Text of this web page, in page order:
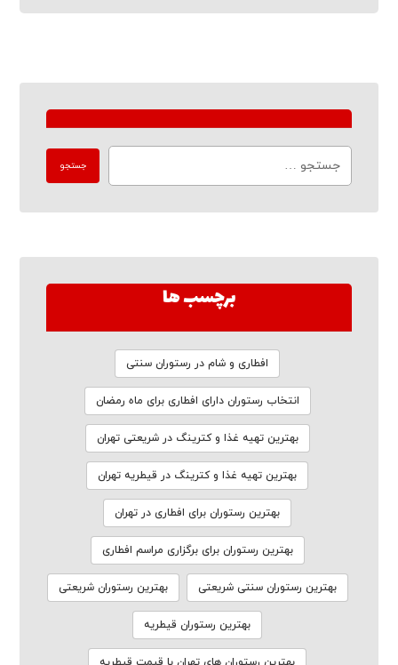
برچسب ها
افطاری و شام در رستوران سنتی
انتخاب رستوران دارای افطاری برای ماه رمضان
بهترین تهیه غذا و کترینگ در شریعتی تهران
بهترین تهیه غذا و کترینگ در قیطریه تهران
بهترین رستوران برای افطاری در تهران
بهترین رستوران برای برگزاری مراسم افطاری
بهترین رستوران سنتی شریعتی بهترین رستوران شریعتی
بهترین رستوران قیطریه
بهترین رستوران های تهران با قیمت قیطریه